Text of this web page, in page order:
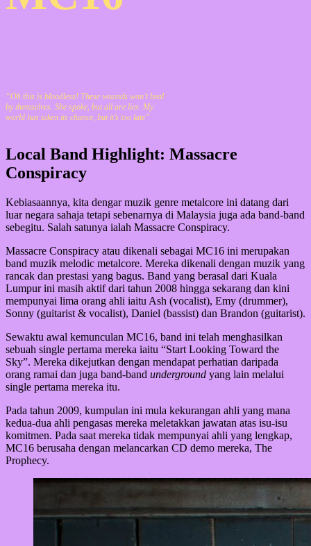
“Oh this is bloodless! These wounds won’t heal
by themselves. She spoke, but all are lies. My
world has taken its chance, but it’s too late”
Local Band Highlight: Massacre
Conspiracy
Kebiasaannya, kita dengar muzik genre metalcore ini datang dari
luar negara sahaja tetapi sebenarnya di Malaysia juga ada band-band
sebegitu. Salah satunya ialah Massacre Conspiracy.
Massacre Conspiracy atau dikenali sebagai MC16 ini merupakan
band muzik melodic metalcore. Mereka dikenali dengan muzik yang
rancak dan prestasi yang bagus. Band yang berasal dari Kuala
Lumpur ini masih aktif dari tahun 2008 hingga sekarang dan kini
mempunyai lima orang ahli iaitu Ash (vocalist), Emy (drummer),
Sonny (guitarist & vocalist), Daniel (bassist) dan Brandon (guitarist).
Sewaktu awal kemunculan MC16, band ini telah menghasilkan
sebuah single pertama mereka iaitu “Start Looking Toward the
Sky”. Mereka dikejutkan dengan mendapat perhatian daripada
orang ramai dan juga band-band underground yang lain melalui
single pertama mereka itu.
Pada tahun 2009, kumpulan ini mula kekurangan ahli yang mana
kedua-dua ahli pengasas mereka meletakkan jawatan atas isu-isu
komitmen. Pada saat mereka tidak mempunyai ahli yang lengkap,
MC16 berusaha dengan melancarkan CD demo mereka, The
Prophecy.